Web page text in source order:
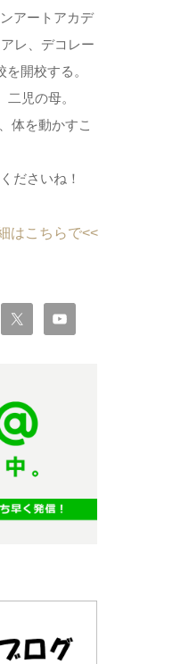
アートアカデ
レ、デコレー
開校する。
児の母。
体を動かすこ
ださいね！
はこちらで<<